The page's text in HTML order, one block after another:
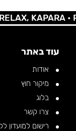
KAPARA •
עוד באתר
אודות
מיקור חוץ
בלוג
צרו קשר
רישום למועדון